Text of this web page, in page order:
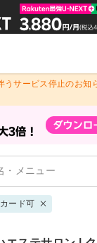
うサービス停止のお知
ード可